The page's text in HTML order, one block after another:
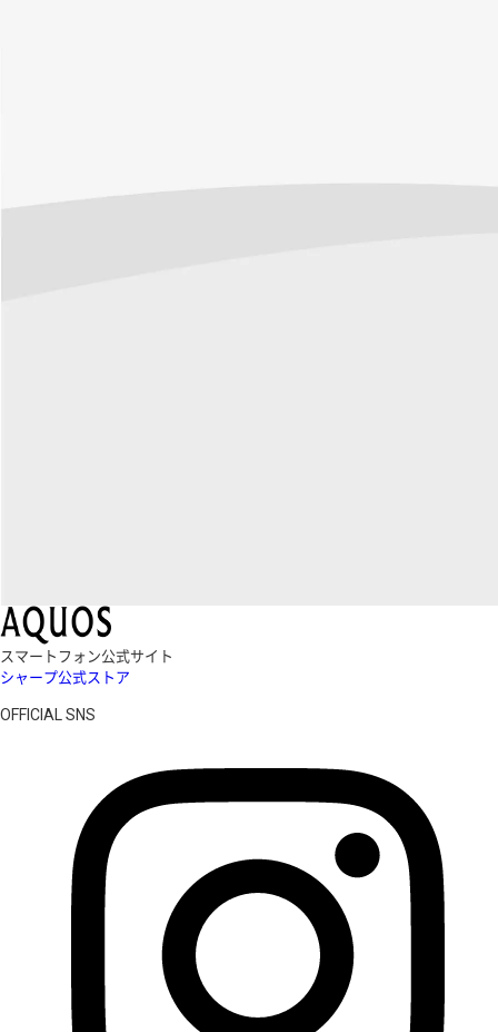
スマートフォン公式サイト
シャープ公式ストア
OFFICIAL SNS